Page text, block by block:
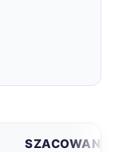
SZACOWANA